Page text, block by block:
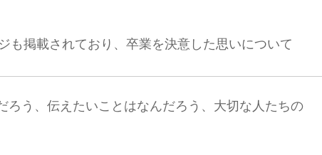
も掲載されており、卒業を決意した思いについて
ろう、伝えたいことはなんだろう、大切な人たちの